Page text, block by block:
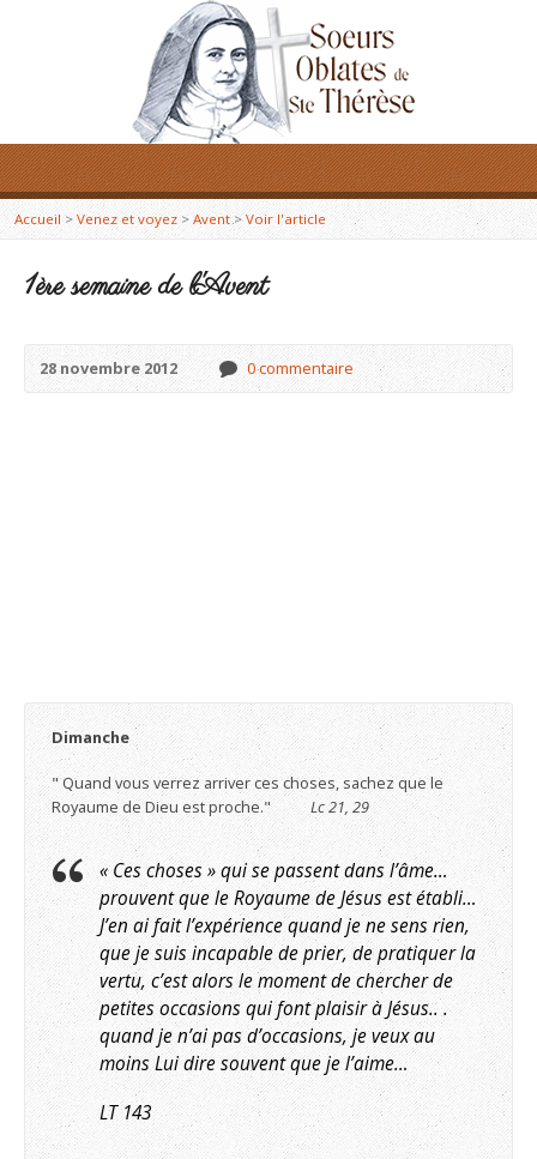
Accueil> Venez et voyez > Avent>Voir l'article
1ère semaine de l'Avent
28 novembre 2012 0 commentaire
Dimanche
" Quand vous verrez arriver ces choses, sachez que le
Royaume de Dieu est proche." Lc 21, 29
« Ces choses » qui se passent dans l’âme…
prouvent que le Royaume de Jésus est établi…
J’en ai fait l’expérience quand je ne sens rien,
que je suis incapable de prier, de pratiquer la
vertu, c’est alors le moment de chercher de
petites occasions qui font plaisir à Jésus.. .
quand je n’ai pas d’occasions, je veux au
moins Lui dire souvent que je l’aime…
LT 143